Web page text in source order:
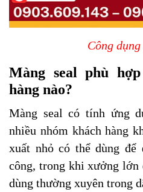
Công
Màng seal phù
hàng nào?
Màng seal có tính ứng
nhiều nhóm khách hàng
xuất nhỏ có thể dùng để
công, trong khi xưởng lớn
dùng thường xuyên trong